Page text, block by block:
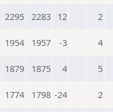
2295 2283 12 2
1954 1957 -3 4
1879 1875 4 5
1774 1798 -24 2